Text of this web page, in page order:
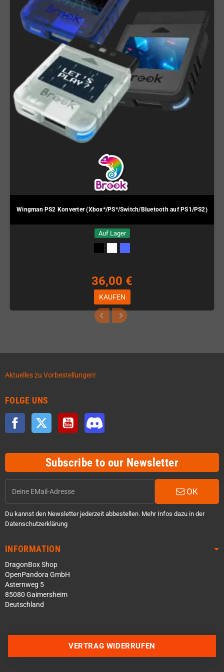
Wingman PS2 Konverter (Xbox*/PS*/Switch/Bluetooth auf PS1/PS2)
Auf Lager
36,00 €
KAUFEN
Aktuelles zu Vorbestellungen!
FOLGE UNS
Facebook Twitter YouTube
Subscribe to our Newsletter
OK
Du kannst den Newsletter jederzeit abbestellen. Mehr Infos dazu in der
Datenschutzerklärung
INFORMATION
DragonBox Shop
OpenPandora GmbH
Asternweg 5
85080 Gaimersheim
Deutschland
VERTRAG WIDERRUFEN